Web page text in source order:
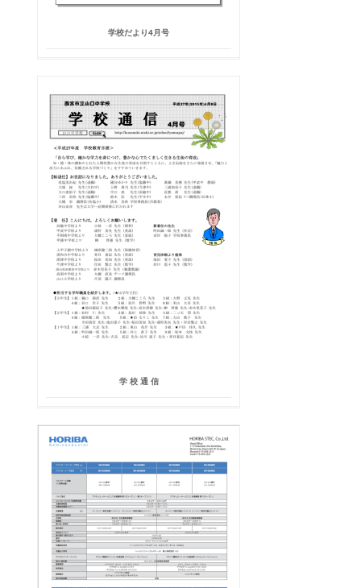
学校だより4月号
学 校 通 信